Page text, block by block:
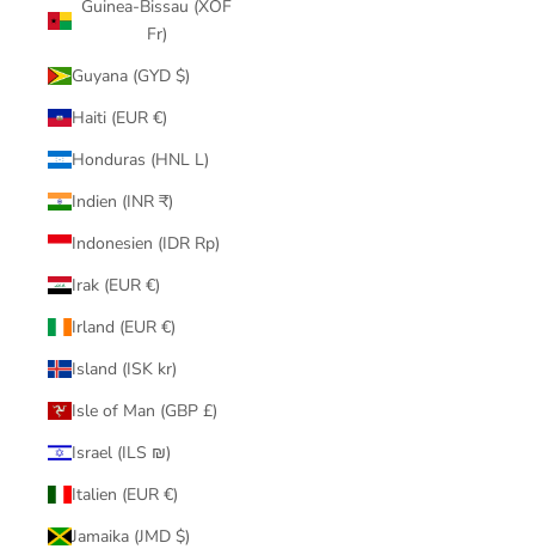
Guinea-Bissau (XOF
Fr)
Guyana (GYD $)
Haiti (EUR €)
Honduras (HNL L)
Indien (INR ₹)
Indonesien (IDR Rp)
Irak (EUR €)
Irland (EUR €)
Island (ISK kr)
Isle of Man (GBP £)
Israel (ILS ₪)
Italien (EUR €)
Jamaika (JMD $)